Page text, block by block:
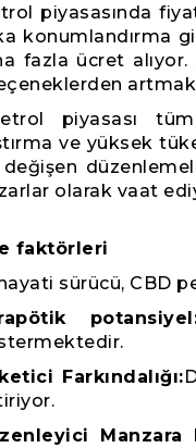
piyasasında
konumlandırma
fazla ücret
piyasası
ve yüksek
değişen
olarak vaat
faktörleri
sürücü, CBD
Farkındalığı:
Manzara